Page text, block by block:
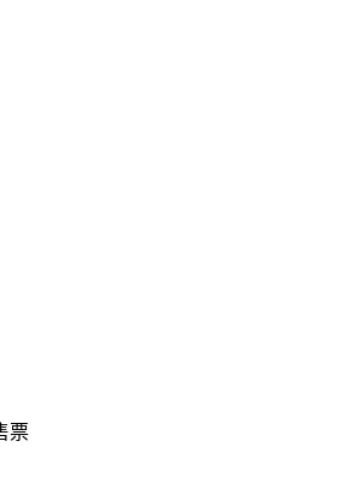
票